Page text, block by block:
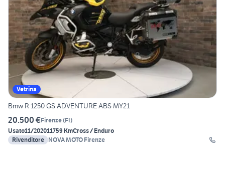
Vetrina
Bmw R 1250 GS ADVENTURE ABS MY21
20.500 €Firenze(FI)
Usato11/202011759 KmCross / Enduro
Rivenditore NOVA MOTO Firenze